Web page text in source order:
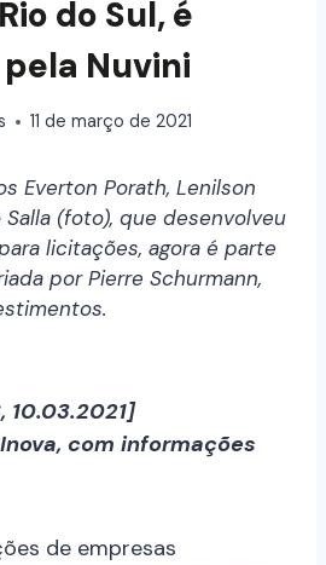
do Sul, é
Nuvini
11 de março de 2021
Everton Porath, Lenilson
(foto), que desenvolveu
licitações, agora é parte
por Pierre Schurmann,
10.03.2021]
com informações
de empresas